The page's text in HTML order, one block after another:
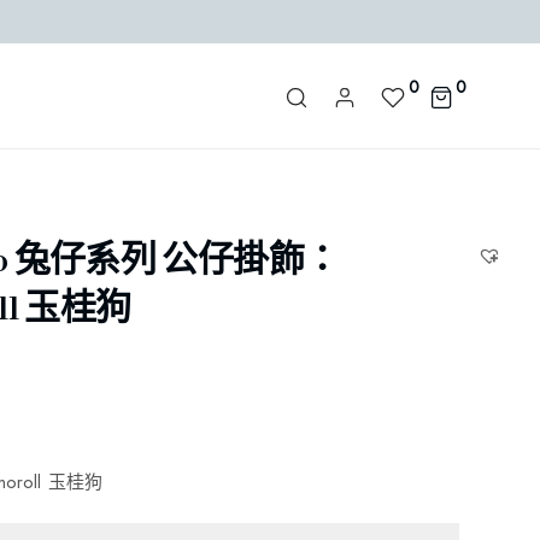
0 0
兔仔系列 公仔掛飾：
玉桂狗
玉桂狗